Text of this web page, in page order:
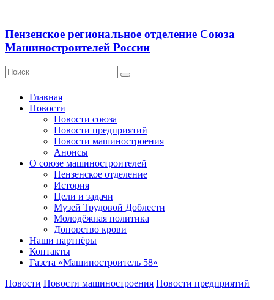
Пензенское региональное отделение Союза
Машиностроителей России
Главная
Новости
Новости союза
Новости предприятий
Новости машиностроения
Анонсы
О союзе машиностроителей
Пензенское отделение
История
Цели и задачи
Музей Трудовой Доблести
Молодёжная политика
Донорство крови
Наши партнёры
Контакты
Газета «Машиностроитель 58»
Новости Новости машиностроения Новости предприятий